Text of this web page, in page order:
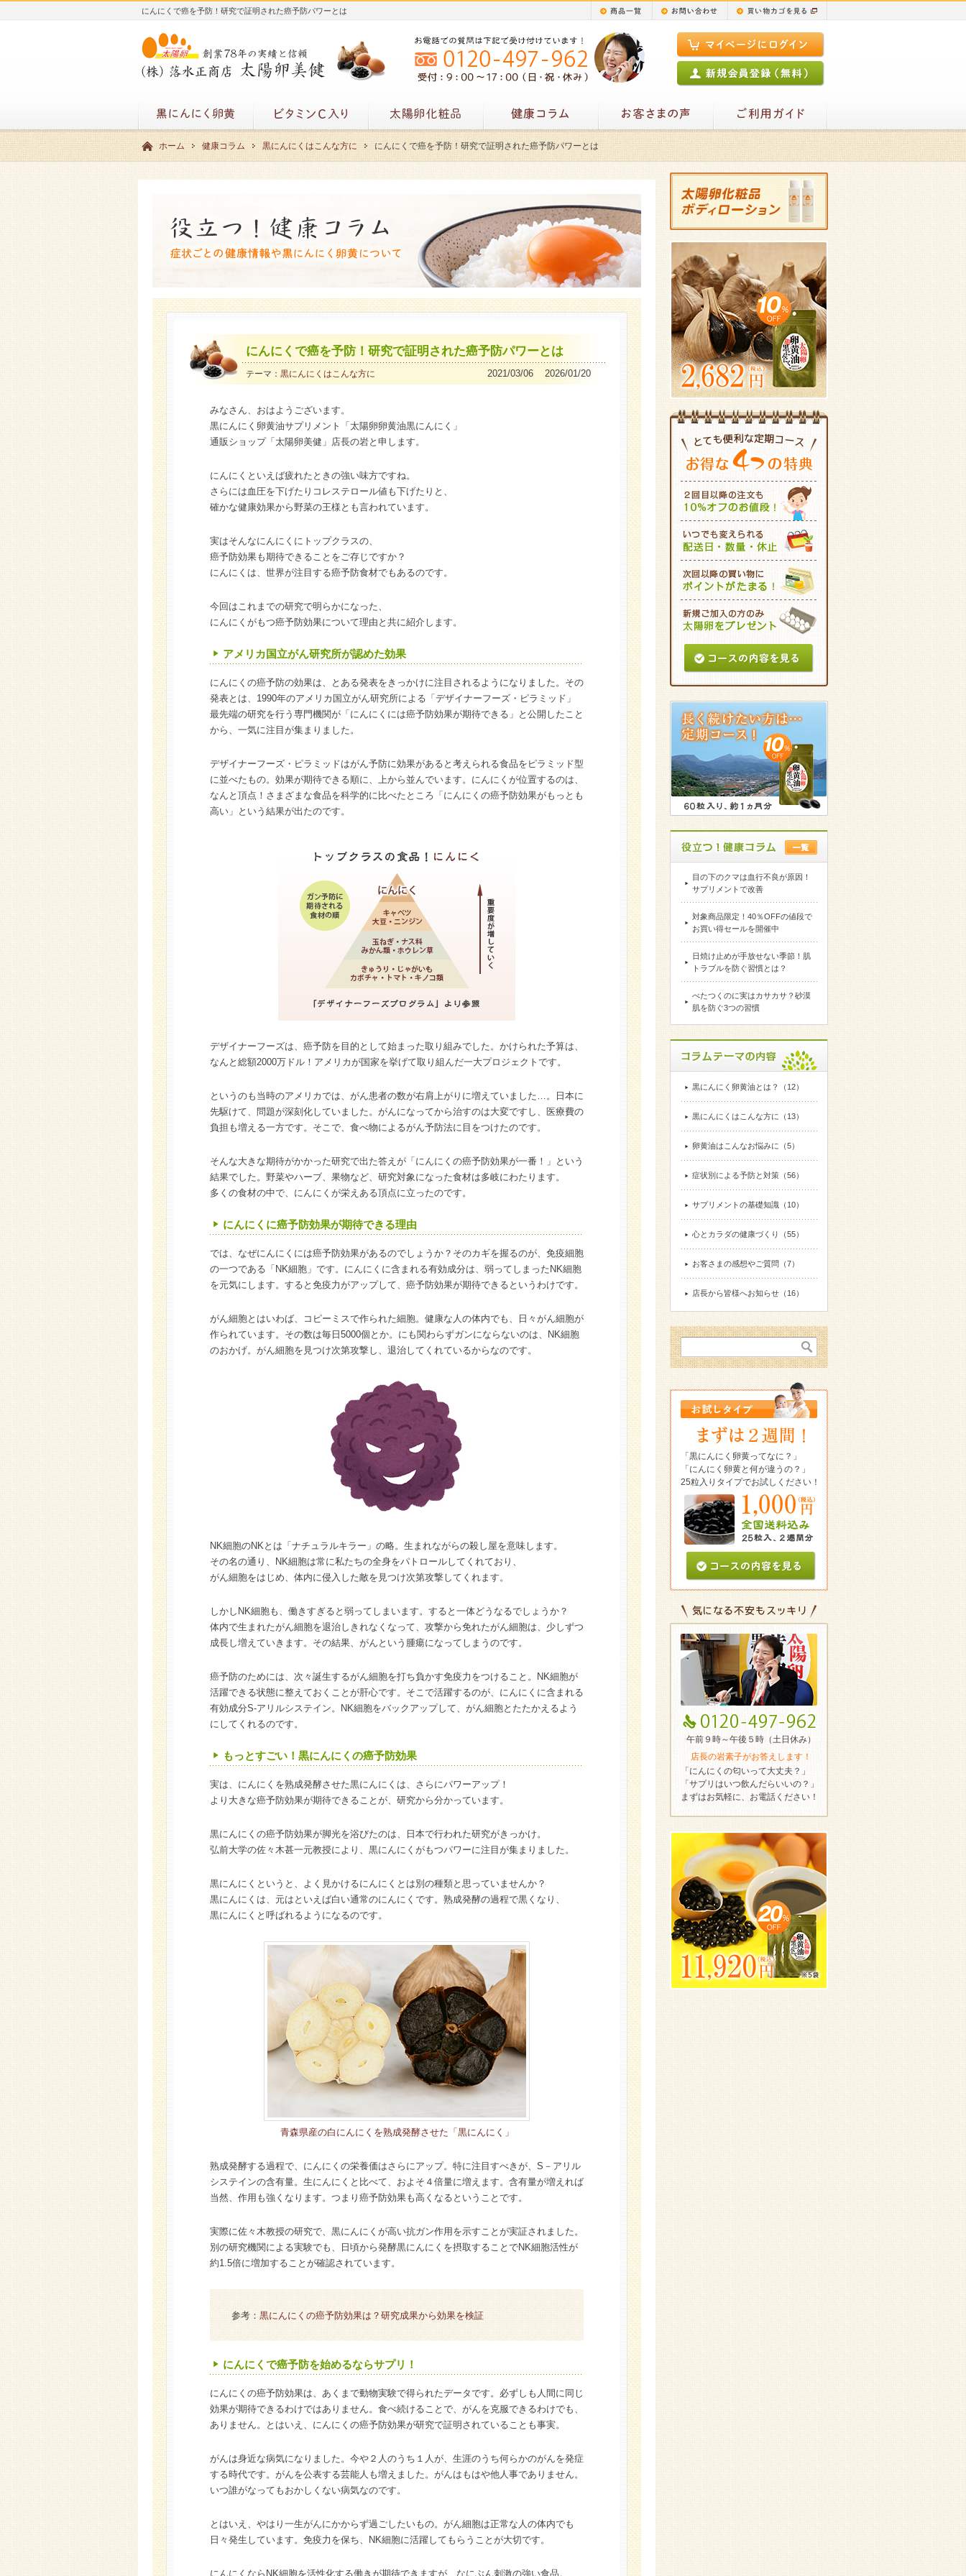
にんにくで癌を予防！研究で証明された癌予防パワーとは
ホーム 健康コラム 黒にんにくはこんな方に にんにくで癌を予防！研究で証明された癌予防パワーとは
にんにくで癌を予防！研究で証明された癌予防パワーとは
テーマ： 黒にんにくはこんな方に 2021/03/06 2026/01/20
みなさん、おはようございます。
黒にんにく卵黄油サプリメント「太陽卵卵黄油黒にんにく」
通販ショップ「太陽卵美健」店長の岩と申します。
にんにくといえば疲れたときの強い味方ですね。
さらには血圧を下げたりコレステロール値も下げたりと、
確かな健康効果から野菜の王様とも言われています。
実はそんなにんにくにトップクラスの、
癌予防効果も期待できることをご存じですか？
にんにくは、世界が注目する癌予防食材でもあるのです。
今回はこれまでの研究で明らかになった、
にんにくがもつ癌予防効果について理由と共に紹介します。
アメリカ国立がん研究所が認めた効果
にんにくの癌予防の効果は、とある発表をきっかけに注目されるようになりました。その
発表とは、1990年のアメリカ国立がん研究所による「デザイナーフーズ・ピラミッド」
最先端の研究を行う専門機関が「にんにくには癌予防効果が期待できる」と公開したこと
から、一気に注目が集まりました。
デザイナーフーズ・ピラミッドはがん予防に効果があると考えられる食品をピラミッド型
に並べたもの。効果が期待できる順に、上から並んでいます。にんにくが位置するのは、
なんと頂点！さまざまな食品を科学的に比べたところ「にんにくの癌予防効果がもっとも
高い」という結果が出たのです。
デザイナーフーズは、癌予防を目的として始まった取り組みでした。かけられた予算は、
なんと総額2000万ドル！アメリカが国家を挙げて取り組んだ一大プロジェクトです。
というのも当時のアメリカでは、がん患者の数が右肩上がりに増えていました…。日本に
先駆けて、問題が深刻化していました。がんになってから治すのは大変ですし、医療費の
負担も増える一方です。そこで、食べ物によるがん予防法に目をつけたのです。
そんな大きな期待がかかった研究で出た答えが「にんにくの癌予防効果が一番！」という
結果でした。野菜やハーブ、果物など、研究対象になった食材は多岐にわたります。
多くの食材の中で、にんにくが栄えある頂点に立ったのです。
にんにくに癌予防効果が期待できる理由
では、なぜにんにくには癌予防効果があるのでしょうか？そのカギを握るのが、免疫細胞
の一つである「NK細胞」です。にんにくに含まれる有効成分は、弱ってしまったNK細胞
を元気にします。すると免疫力がアップして、癌予防効果が期待できるというわけです。
がん細胞とはいわば、コピーミスで作られた細胞。健康な人の体内でも、日々がん細胞が
作られています。その数は毎日5000個とか。にも関わらずガンにならないのは、NK細胞
のおかげ。がん細胞を見つけ次第攻撃し、退治してくれているからなのです。
NK細胞のNKとは「ナチュラルキラー」の略。生まれながらの殺し屋を意味します。
その名の通り、NK細胞は常に私たちの全身をパトロールしてくれており、
がん細胞をはじめ、体内に侵入した敵を見つけ次第攻撃してくれます。
しかしNK細胞も、働きすぎると弱ってしまいます。すると一体どうなるでしょうか？
体内で生まれたがん細胞を退治しきれなくなって、攻撃から免れたがん細胞は、少しずつ
成長し増えていきます。その結果、がんという腫瘍になってしまうのです。
癌予防のためには、次々誕生するがん細胞を打ち負かす免疫力をつけること。NK細胞が
活躍できる状態に整えておくことが肝心です。そこで活躍するのが、にんにくに含まれる
有効成分S-アリルシステイン。NK細胞をバックアップして、がん細胞とたたかえるよう
にしてくれるのです。
もっとすごい！黒にんにくの癌予防効果
実は、にんにくを熟成発酵させた黒にんにくは、さらにパワーアップ！
より大きな癌予防効果が期待できることが、研究から分かっています。
黒にんにくの癌予防効果が脚光を浴びたのは、日本で行われた研究がきっかけ。
弘前大学の佐々木甚一元教授により、黒にんにくがもつパワーに注目が集まりました。
黒にんにくというと、よく見かけるにんにくとは別の種類と思っていませんか？
黒にんにくは、元はといえば白い通常のにんにくです。熟成発酵の過程で黒くなり、
黒にんにくと呼ばれるようになるのです。
青森県産の白にんにくを熟成発酵させた「黒にんにく」
熟成発酵する過程で、にんにくの栄養価はさらにアップ。特に注目すべきが、S－アリル
システインの含有量。生にんにくと比べて、およそ４倍量に増えます。含有量が増えれば
当然、作用も強くなります。つまり癌予防効果も高くなるということです。
実際に佐々木教授の研究で、黒にんにくが高い抗ガン作用を示すことが実証されました。
別の研究機関による実験でも、日頃から発酵黒にんにくを摂取することでNK細胞活性が
約1.5倍に増加することが確認されています。
参考：黒にんにくの癌予防効果は？研究成果から効果を検証
にんにくで癌予防を始めるならサプリ！
にんにくの癌予防効果は、あくまで動物実験で得られたデータです。必ずしも人間に同じ
効果が期待できるわけではありません。食べ続けることで、がんを克服できるわけでも、
ありません。とはいえ、にんにくの癌予防効果が研究で証明されていることも事実。
がんは身近な病気になりました。今や２人のうち１人が、生涯のうち何らかのがんを発症
する時代です。がんを公表する芸能人も増えました。がんはもはや他人事でありません。
いつ誰がなってもおかしくない病気なのです。
とはいえ、やはり一生がんにかからず過ごしたいもの。がん細胞は正常な人の体内でも
日々発生しています。免疫力を保ち、NK細胞に活躍してもらうことが大切です。
にんにくならNK細胞を活性化する働きが期待できますが、なにぶん刺激の強い食品。
目の下のクマは血行不良が原因！
サプリメントで改善
対象商品限定！40％OFFの値段で
お買い得セールを開催中
日焼け止めが手放せない季節！肌
トラブルを防ぐ習慣とは？
べたつくのに実はカサカサ？砂漠
肌を防ぐ3つの習慣
黒にんにく卵黄油とは？（12）
黒にんにくはこんな方に（13）
卵黄油はこんなお悩みに（5）
症状別による予防と対策（56）
サプリメントの基礎知識（10）
心とカラダの健康づくり（55）
お客さまの感想やご質問（7）
店長から皆様へお知らせ（16）
「黒にんにく卵黄ってなに？」
「にんにく卵黄と何が違うの？」
25粒入りタイプでお試しください！
午前９時～午後５時（土日休み）
店長の岩素子がお答えします！
「にんにくの匂いって大丈夫？」
「サプリはいつ飲んだらいいの？」
まずはお気軽に、お電話ください！